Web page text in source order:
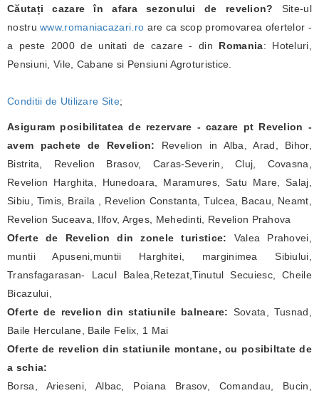
Căutați cazare în afara sezonului de revelion? Site-ul
nostruwww.romaniacazari.ro are ca scop promovarea ofertelor -
a peste 2000 de unitati de cazare - din Romania: Hoteluri,
Pensiuni, Vile, Cabane si Pensiuni Agroturistice.
Conditii de Utilizare Site;
Asiguram posibilitatea de rezervare - cazare pt Revelion -
avem pachete de Revelion: Revelion in Alba, Arad, Bihor,
Bistrita, Revelion Brasov, Caras-Severin, Cluj, Covasna,
Revelion Harghita, Hunedoara, Maramures, Satu Mare, Salaj,
Sibiu, Timis, Braila , Revelion Constanta, Tulcea, Bacau, Neamt,
Revelion Suceava, Ilfov, Arges, Mehedinti, Revelion Prahova
Oferte de Revelion din zonele turistice: Valea Prahovei,
muntii Apuseni,muntii Harghitei, marginimea Sibiului,
Transfagarasan- Lacul Balea,Retezat,Tinutul Secuiesc, Cheile
Bicazului,
Oferte de revelion din statiunile balneare: Sovata, Tusnad,
Baile Herculane, Baile Felix, 1 Mai
Oferte de revelion din statiunile montane, cu posibiltate de
a schia:
Borsa, Arieseni, Albac, Poiana Brasov, Comandau, Bucin,